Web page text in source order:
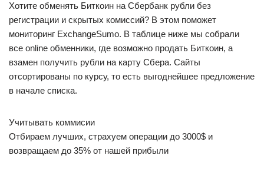
Хотите обменять Биткоин на Сбербанк рубли без
регистрации и скрытых комиссий? В этом поможет
мониторинг ExchangeSumo. В таблице ниже мы собрали
все online обменники, где возможно продать Биткоин, а
взамен получить рубли на карту Сбера. Сайты
отсортированы по курсу, то есть выгоднейшее предложение
в начале списка.
Учитывать коммисии
Отбираем лучших, страхуем операции до 3000$ и
возвращаем до 35% от нашей прибыли